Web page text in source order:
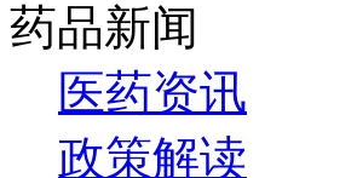
药品新闻
医药资讯
政策解读